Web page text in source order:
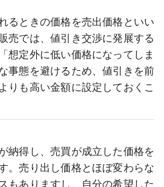
るときの価格を売出価格といい
売では、値引き交渉に発展する
想定外に低い価格になってしま
事態を避けるため、値引きを前
りも高い金額に設定しておくこ
納得し、売買が成立した価格を
。売り出し価格とほぼ変わらな
もありますし、自分の希望した